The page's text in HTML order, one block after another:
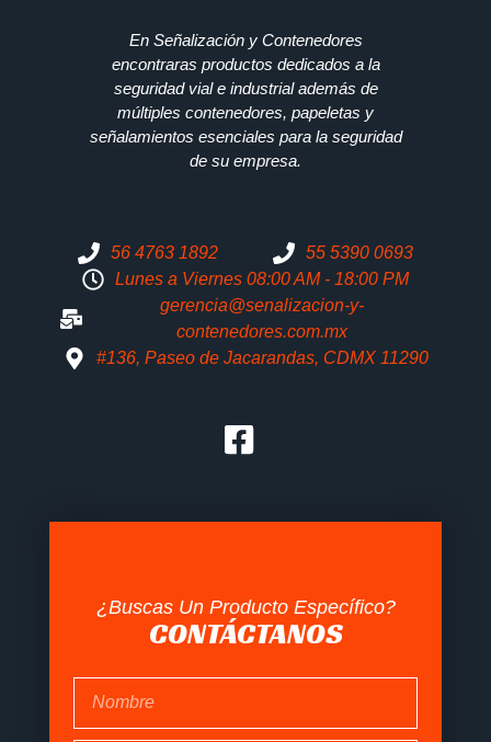
En Señalización y Contenedores
encontraras productos dedicados a la
seguridad vial e industrial además de
múltiples contenedores, papeletas y
señalamientos esenciales para la seguridad
de su empresa.
56 4763 1892
55 5390 0693
Lunes a Viernes 08:00 AM - 18:00 PM
gerencia@senalizacion-y-
contenedores.com.mx
#136, Paseo de Jacarandas, CDMX 11290
¿Buscas Un Producto Específico?
CONTÁCTANOS